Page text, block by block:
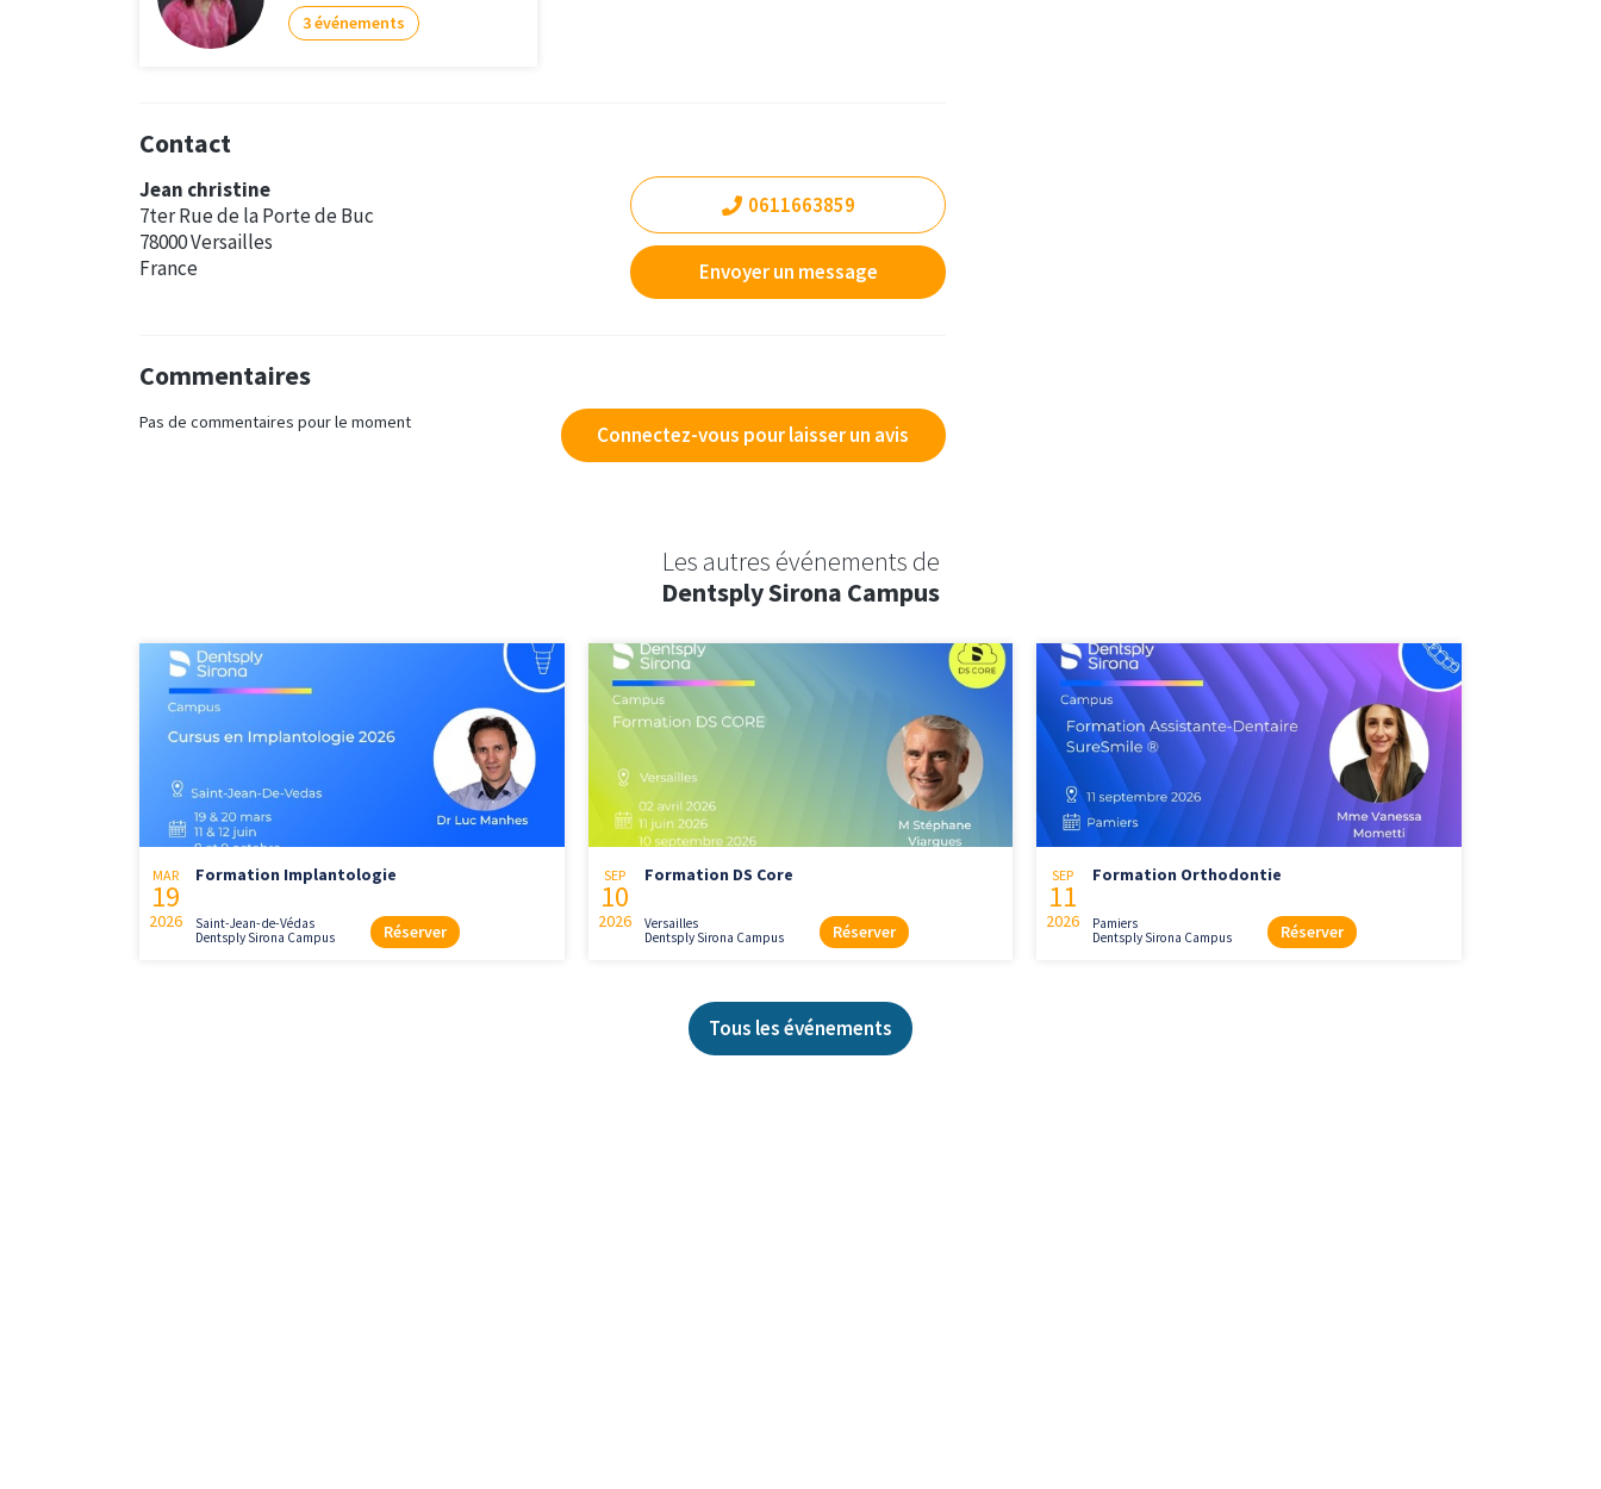
3 événements
Contact
Jean christine
7ter Rue de la Porte de Buc
78000 Versailles
France
0611663859
Envoyer un message
Commentaires
Pas de commentaires pour le moment Connectez-vous pour laisser un avis
Les autres événements de
Dentsply Sirona Campus
MAR
19
2026
Formation Implantologie
Saint-Jean-de-Védas
Dentsply Sirona Campus
Réserver
SEP
10
2026
Formation DS Core
Versailles
Dentsply Sirona Campus
Réserver
SEP
11
2026
Formation Orthodontie
Pamiers
Dentsply Sirona Campus
Réserver
Tous les événements